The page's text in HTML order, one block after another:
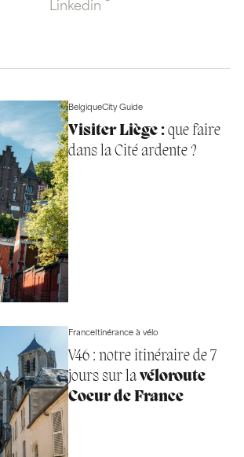
Linkedin
BelgiqueCity Guide
Visiter Liège :que faire
dans la Cité ardente ?
FranceItinérance à vélo
V46 : notre itinéraire de 7
jours sur lavéloroute
Coeur de France